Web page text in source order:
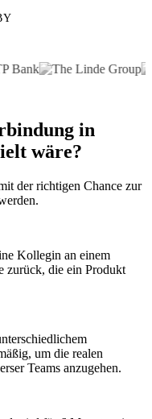
in
wäre?
der richtigen Chance zur
Kollegin an einem
zurück, die ein Produkt
um die realen
Teams anzugehen.